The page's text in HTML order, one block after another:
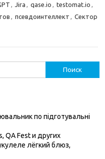
, Jira , qase.io , testomat.io ,
, псевдоинтеллект , Сектор
по підготувальні
QA Fest и других
лёгкий блюз,